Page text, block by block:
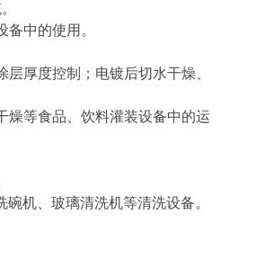
中的使用。
厚度控制；电镀后切水干燥、
燥等食品、饮料灌装设备中的运
机、玻璃清洗机等清洗设备。